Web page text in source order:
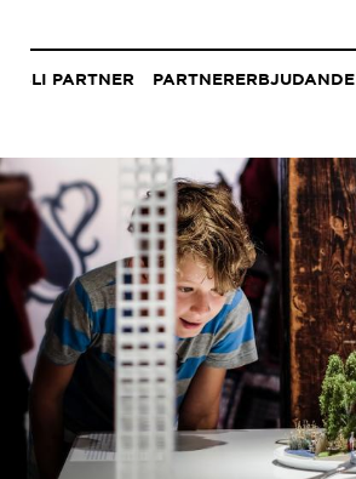
Anchor
menu
BLI PARTNER PARTNERERBJUDANDE